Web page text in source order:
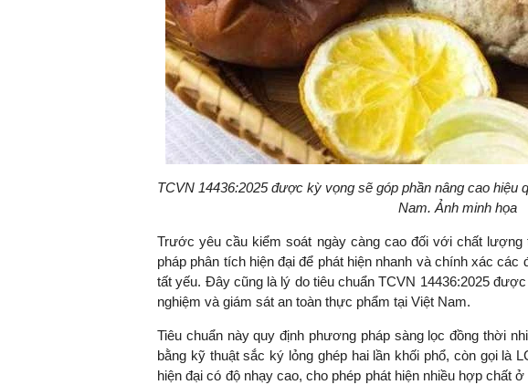
TCVN 14436:2025 được kỳ vọng sẽ góp phần nâng cao hiệu
Nam. Ảnh minh họa
Trước yêu cầu kiểm soát ngày càng cao đối với chất
pháp phân tích hiện đại để phát hiện nhanh và chính xác
tất yếu. Đây cũng là lý do tiêu chuẩn TCVN 14436:2025
nghiệm và giám sát an toàn thực phẩm tại Việt Nam.
Tiêu chuẩn này quy định phương pháp sàng lọc đồng thời
bằng kỹ thuật sắc ký lỏng ghép hai lần khối phổ, còn gọi là
hiện đại có độ nhạy cao, cho phép phát hiện nhiều hợp chất
TS. Nguyễn Đức Độ - Phó Viện trưởng
"Có rất nhiều việc phải làm
ngay từ bây giờ và trên thực tế
đang được tiến hành như tăng
đầu tư cho khoa học công
nghệ; ban hành các cơ chế
khuyến khích đổi mới sáng tạo,